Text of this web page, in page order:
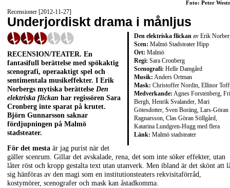
Foto: Peter
Recensioner [2012-11-27]
Underjordiskt drama i månljus
Den elektriska flickan av Erik
Scen: Malmö Stadsteater Hipp
Ort: Malmö
Regi: Sara Cronberg
Scenografi: Helle Damgård
Musik: Anders Ortman
Mask: Christoffer Nordin, Ellinor
Medverkande: Agnes Forstenberg,
Bergh, Henrik Svalander, Mari
Götesdotter, Sven Boräng, Lars-Göran
Ragnarsson, Clas Göran Söllgård,
Katarina Lundgren-Hugg med flera
Länk: Malmö stadsteater
RECENSION/TEATER. En
fantasifull berättelse med spökaktig
scenografi, operaaktigt spel och
sentimentala musikeffekter. I Erik
Norbergs mytiska berättelse Den
elektriska flickan har regissören Sara
Cronberg inte sparat på krutet.
Björn Gunnarsson saknar
fördjupningen på Malmö
stadsteater.
För det mesta är jag purist när det
gäller scenrum. Gillar det avskalade, rena, det som inte söker effekter, utan
låter röst och kropp gestalta text utan utanverk. Men ibland är det skönt att
sig hänföras av den magi som en institutionsteaters rekvisitaförråd,
kostymörer, scenografer och mask kan åstadkomma.